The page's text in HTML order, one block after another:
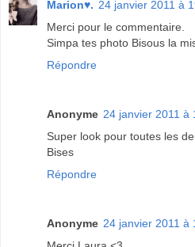
Marion♥. 24 janvier 2011 à
Merci pour le commentaire.
Simpa tes photo Bisous la
Répondre
Anonyme 24 janvier 2011 à
Super look pour toutes les
Bises
Répondre
Anonyme 24 janvier 2011 à